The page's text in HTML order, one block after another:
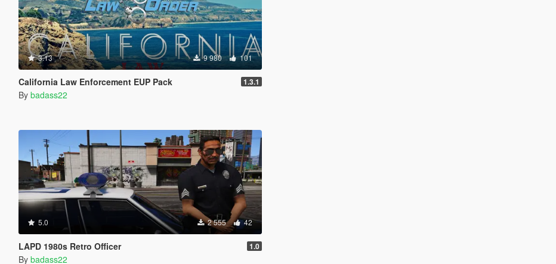
3.13 9 980 101
California Law Enforcement EUP Pack 1.3.1
By badass22
5.0 2 555 42
LAPD 1980s Retro Officer 1.0
By badass22